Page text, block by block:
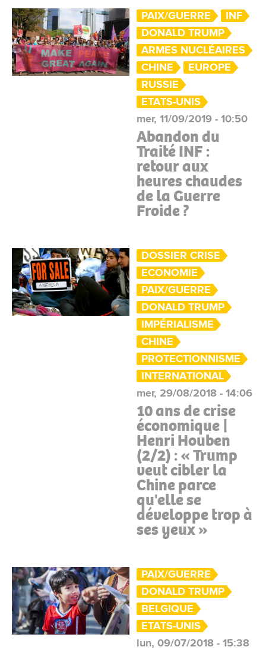
PAIX/GUERRE
INF
DONALD TRUMP
ARMES NUCLÉAIRES
CHINE
EUROPE
RUSSIE
ETATS-UNIS
mer, 11/09/2019 - 10:50
Abandon du
Traité INF :
retour aux
heures chaudes
de la Guerre
Froide ?
DOSSIER CRISE
ECONOMIE
PAIX/GUERRE
DONALD TRUMP
IMPÉRIALISME
CHINE
PROTECTIONNISME
INTERNATIONAL
mer, 29/08/2018 - 14:06
10 ans de crise
économique |
Henri Houben
(2/2) : « Trump
veut cibler la
Chine parce
qu'elle se
développe trop à
ses yeux »
PAIX/GUERRE
DONALD TRUMP
BELGIQUE
ETATS-UNIS
lun, 09/07/2018 - 15:38